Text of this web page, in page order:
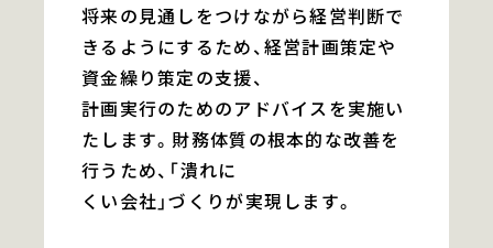
将来の見通しをつけながら経営判断で
きるようにするため、経営計画策定や
資金繰り策定の支援、
計画実行のためのアドバイスを実施い
たします。財務体質の根本的な改善を
行うため、「潰れに
くい会社」づくりが実現します。